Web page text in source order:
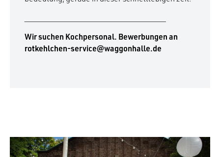
Wir suchen Kochpersonal. Bewerbungen an
rotkehlchen-service@waggonhalle.de